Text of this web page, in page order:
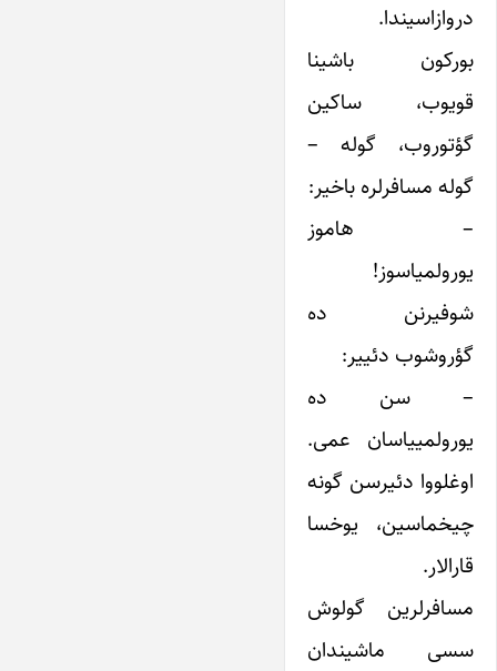
دروازا‌سیندا.
بورکون باشینا
قویوب، ساکین
گؤتوروب، گوله –
گوله مسافرلره باخیر:
– هاموز
یورولمیاسوز!
شوفیرنن ده
گؤروشوب دئییر:
– سن ده
یورولمییاسان عمی.
اوغلووا دئیرسن گونه
چیخماسین، یوخسا
قارالار.
مسافر‌لرین گولوش
سسی ماشیندان